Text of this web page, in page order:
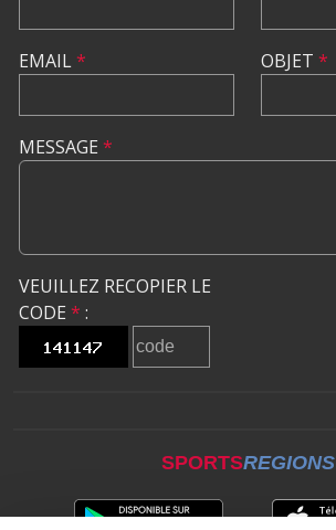
EMAIL* OBJET *
MESSAGE *
VEUILLEZ RECOPIER LE
CODE * :
SPORTSREGIONS